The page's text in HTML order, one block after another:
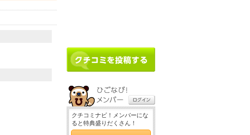
クチコミナビ！メンバーにな
ると特典盛りだくさん！